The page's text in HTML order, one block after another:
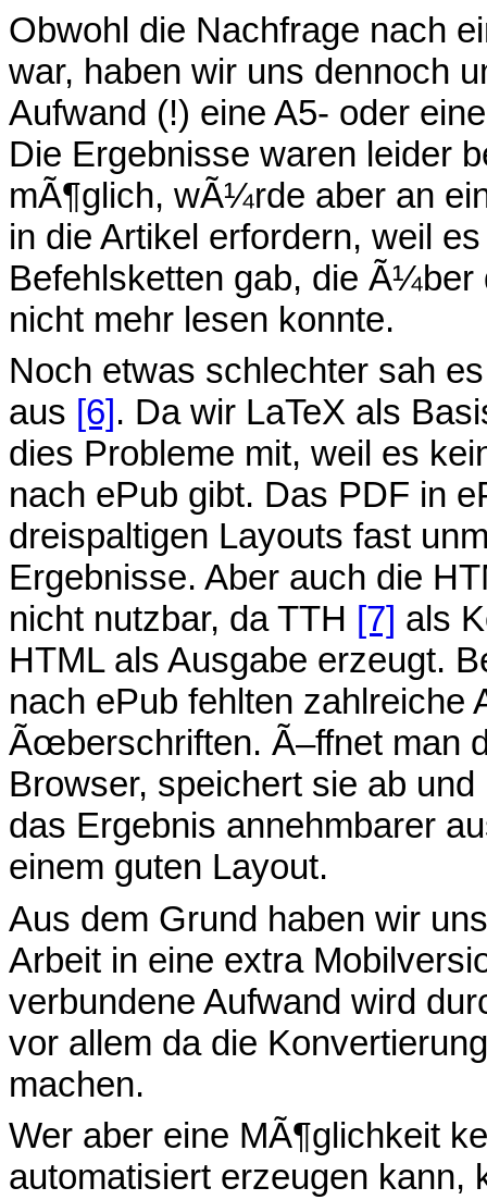
Obwohl die Nachfrage nach
war, haben wir uns dennoch
Aufwand (!) eine A5- oder
Die Ergebnisse waren leider
mÃ¶glich, wÃ¼rde aber an
in die Artikel erfordern, weil
Befehlsketten gab, die Ã¼ber
nicht mehr lesen konnte.
Noch etwas schlechter sah
aus [6]. Da wir LaTeX als
dies Probleme mit, weil es
nach ePub gibt. Das PDF in
dreispaltigen Layouts fast
Ergebnisse. Aber auch die
nicht nutzbar, da TTH [7] als
HTML als Ausgabe erzeugt.
nach ePub fehlten zahlreiche
Ãœberschriften. Ã–ffnet man
Browser, speichert sie ab
das Ergebnis annehmbarer
einem guten Layout.
Aus dem Grund haben wir
Arbeit in eine extra
verbundene Aufwand wird
vor allem da die
machen.
Wer aber eine MÃ¶glichkeit
automatisiert erzeugen kann,